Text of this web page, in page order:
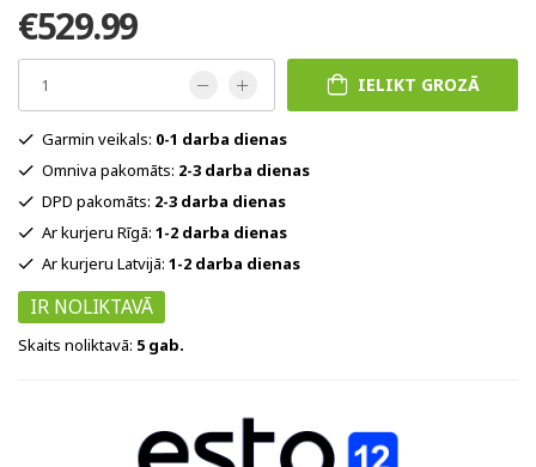
€529.99
IELIKT GROZĀ
Garmin veikals: 0-1 darba dienas
Omniva pakomāts: 2-3 darba dienas
DPD pakomāts: 2-3 darba dienas
Ar kurjeru Rīgā: 1-2 darba dienas
Ar kurjeru Latvijā: 1-2 darba dienas
IR NOLIKTAVĀ
Skaits noliktavā: 5 gab.